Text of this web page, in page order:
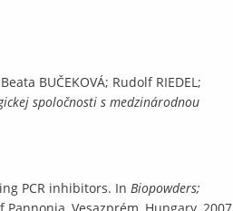
BUČEKOVÁ; Rudolf RIEDEL;
spoločnosti s medzinárodnou
PCR inhibitors. In Biopowders;